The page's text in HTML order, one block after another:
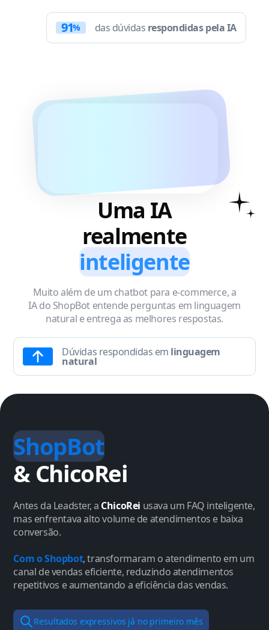
91% das dúvidas respondidas pela IA
Uma IA
realmente
inteligente
Muito além de um chatbot para e-commerce, a
IA do ShopBot entende perguntas em linguagem
natural e entrega as melhores respostas.
Dúvidas respondidas em linguagem
natural
ShopBot
& ChicoRei
Antes da Leadster, a ChicoRei usava um FAQ inteligente,
mas enfrentava alto volume de atendimentos e baixa
conversão.
Com o Shopbot, transformaram o atendimento em um
canal de vendas eficiente, reduzindo atendimentos
repetitivos e aumentando a eficiência das vendas.
Resultados expressivos já no primeiro mês